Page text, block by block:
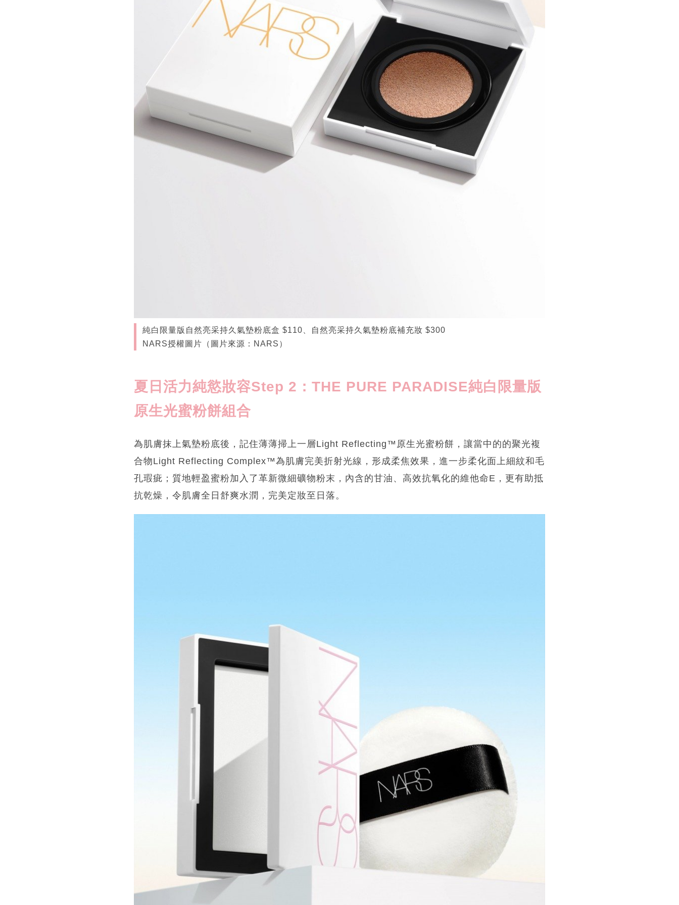
純白限量版自然亮采持久氣墊粉底盒 $110、自然亮采持久氣墊粉底補充妝 $300
NARS授權圖片（圖片來源：NARS）
夏日活力純慾妝容Step 2 ：THE PURE PARADISE純白限量版
原生光蜜粉餅組合
為肌膚抹上氣墊粉底後，記住薄薄掃上一層Light Reflecting™原生光蜜粉餅，讓當中的的聚光複
合物Light Reflecting Complex™為肌膚完美折射光線，形成柔焦效果，進一步柔化面上細紋和毛
孔瑕疵；質地輕盈蜜粉加入了革新微細礦物粉末，內含的甘油、高效抗氧化的維他命E，更有助抵
抗乾燥，令肌膚全日舒爽水潤，完美定妝至日落。